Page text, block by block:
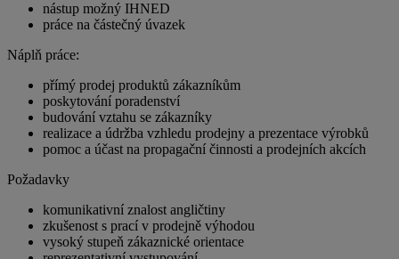
nástup možný IHNED
práce na částečný úvazek
Náplň práce:
přímý prodej produktů zákazníkům
poskytování poradenství
budování vztahu se zákazníky
realizace a údržba vzhledu prodejny a prezentace výrobků
pomoc a účast na propagační činnosti a prodejních akcích
Požadavky
komunikativní znalost angličtiny
zkušenost s prací v prodejně výhodou
vysoký stupeň zákaznické orientace